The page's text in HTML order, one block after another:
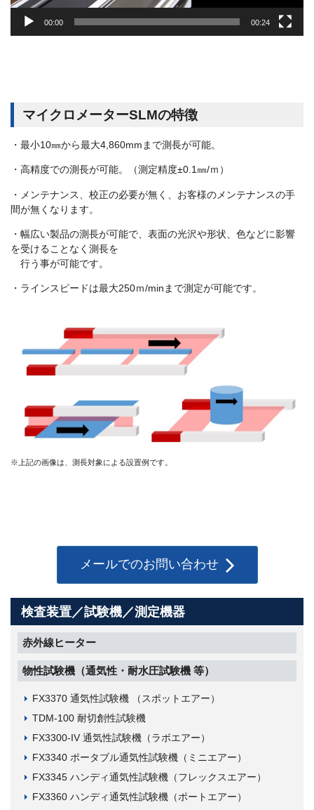
00:00 00:24
マイクロメーターSLMの特徴
・最小10㎜から最大4,860mmまで測長が可能。
・高精度での測長が可能。（測定精度±0.1㎜/ｍ）
・メンテナンス、校正の必要が無く、お客様のメンテナンスの手
間が無くなります。
・幅広い製品の測長が可能で、表面の光沢や形状、色などに影響
を受けることなく測長を
行う事が可能です。
・ラインスピードは最大250ｍ/minまで測定が可能です。
※上記の画像は、測長対象による設置例です。
メールでのお問い合わせ
検査装置／試験機／測定機器
赤外線ヒーター
物性試験機（通気性・耐水圧試験機 等）
FX3370 通気性試験機 （スポットエアー）
TDM-100 耐切創性試験機
FX3300-IV 通気性試験機（ラボエアー）
FX3340 ポータブル通気性試験機（ミニエアー）
FX3345 ハンディ通気性試験機（フレックスエアー）
FX3360 ハンディ通気性試験機（ポートエアー）